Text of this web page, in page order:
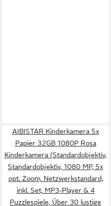
AIBISTAR Kinderkamera 5x
Papier 32GB 1080P Rosa
Kinderkamera (Standardobjektiv,
Standardobjektiv, 1080 MP, 5x
opt. Zoom, Netzwerkstandard,
inkl. Set, MP3-Player & 4
Puzzlespiele, Über 30 lustige